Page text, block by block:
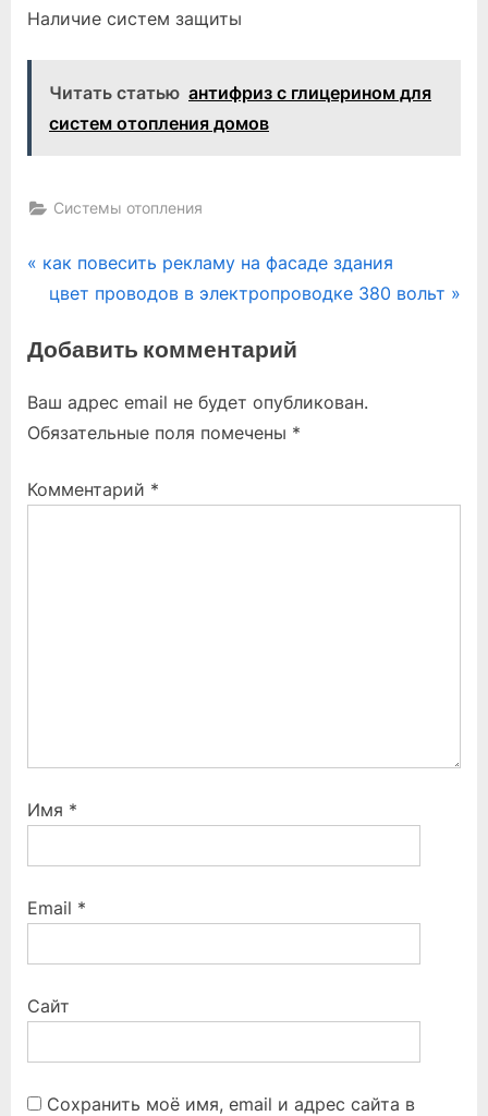
Наличие систем защиты
Читать статью антифриз с глицерином для
систем отопления домов
Системы отопления
Навигация
по
записям
P
v
o
u
P
как повесить рекламу на фасаде здания
N
x
P
o
t
цвет проводов в электропроводке 380 вольт
Добавить комментарий
Ваш адрес email не будет опубликован.
Обязательные поля помечены *
Комментарий *
Имя *
Email *
Сайт
Сохранить моё имя, email и адрес сайта в